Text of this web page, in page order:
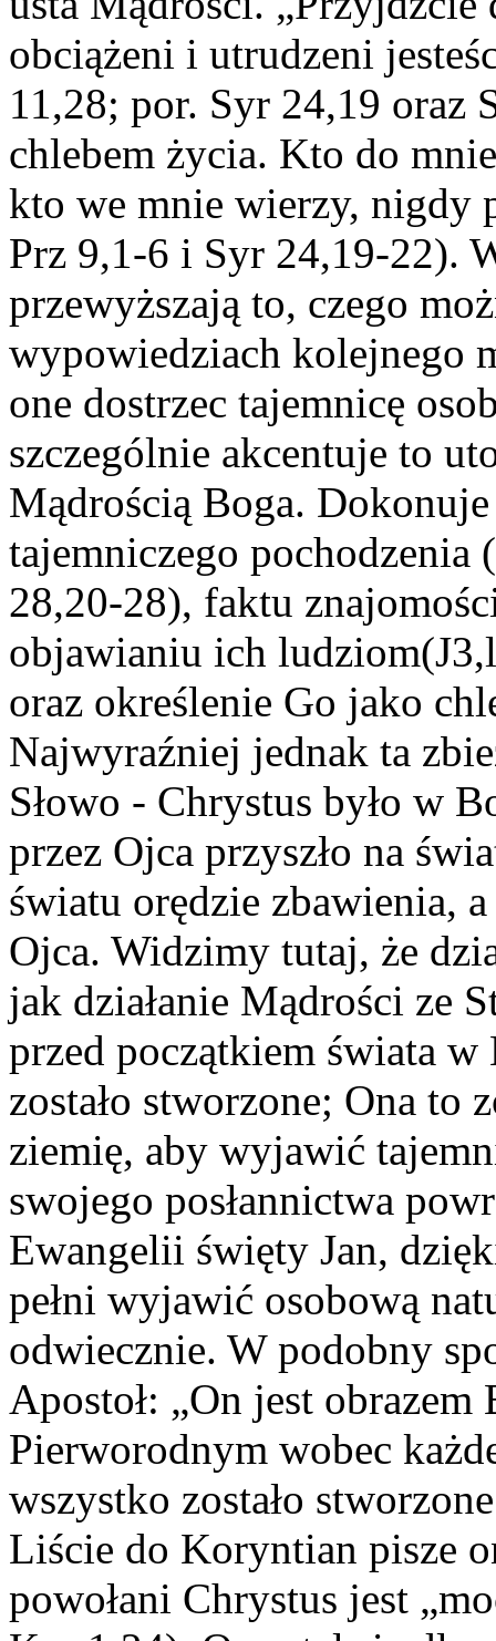
obciążeni i utrudzeni
11,28; por. Syr 24,19 oraz
chlebem życia. Kto do
kto we mnie wierzy, nigdy
Prz 9,1-6 i Syr 24,19-22).
przewyższają to, czego
wypowiedziach kolejnego
one dostrzec tajemnicę
szczególnie akcentuje to
Mądrością Boga.
tajemniczego
28,20-28), faktu
objawianiu ich
oraz określenie Go jako
Najwyraźniej jednak ta
Słowo - Chrystus było w
przez Ojca przyszło na
światu orędzie zbawienia,
Ojca. Widzimy tutaj, że
jak działanie Mądrości ze
przed początkiem świata
zostało stworzone; Ona to
ziemię, aby wyjawić
swojego posłannictwa
Ewangelii święty Jan,
pełni wyjawić osobową
odwiecznie. W podobny
Apostoł: „On jest
Pierworodnym wobec
wszystko zostało
Liście do Koryntian pisze
powołani Chrystus jest